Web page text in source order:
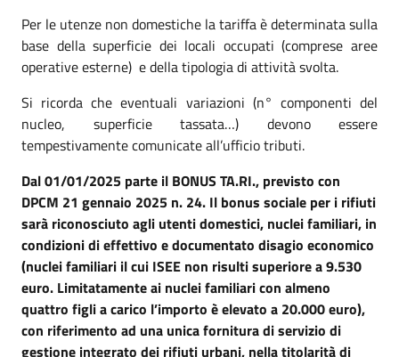
Per le utenze non domestiche la tariffa è determinata sulla
base della superficie dei locali occupati (comprese aree
operative esterne) e della tipologia di attività svolta.
Si ricorda che eventuali variazioni (n° componenti del
nucleo, superficie tassata…) devono essere
tempestivamente comunicate all’ufficio tributi.
Dal 01/01/2025 parte il BONUS TA.RI., previsto con
DPCM 21 gennaio 2025 n. 24. Il bonus sociale per i rifiuti
sarà riconosciuto agli utenti domestici, nuclei familiari, in
condizioni di effettivo e documentato disagio economico
(nuclei familiari il cui ISEE non risulti superiore a 9.530
euro. Limitatamente ai nuclei familiari con almeno
quattro figli a carico l’importo è elevato a 20.000 euro),
con riferimento ad una unica fornitura di servizio di
gestione integrato dei rifiuti urbani, nella titolarità di